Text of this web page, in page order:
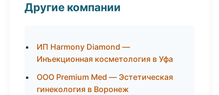
Другие компании
ИП Harmony Diamond —
Инъекционная косметология в Уфа
ООО Premium Med — Эстетическая
гинекология в Воронеж